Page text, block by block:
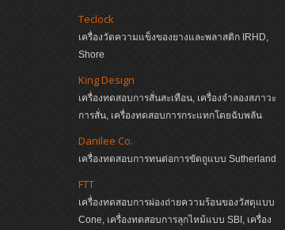
Teclock
เครื่องวัดความแข็งของยางและพลาสติก IRHD,
Shore
King Design
เครื่องทดสอบการสั่นสะเทือน, เครื่องจำลองสภาวะ
การสั่น, เครื่องทดสอบการกระแทกโดยฉับพลัน
Danilee Co.
เครื่องทดสอบการทนต่อการขัดถูแบบ Sutherland
FTT
เครื่องทดสอบการผ่องถ่ายความร้อนของวัสดุแบบ
Cone, เครื่องทดสอบการลุกไหม้แบบ SBI, เครื่อง